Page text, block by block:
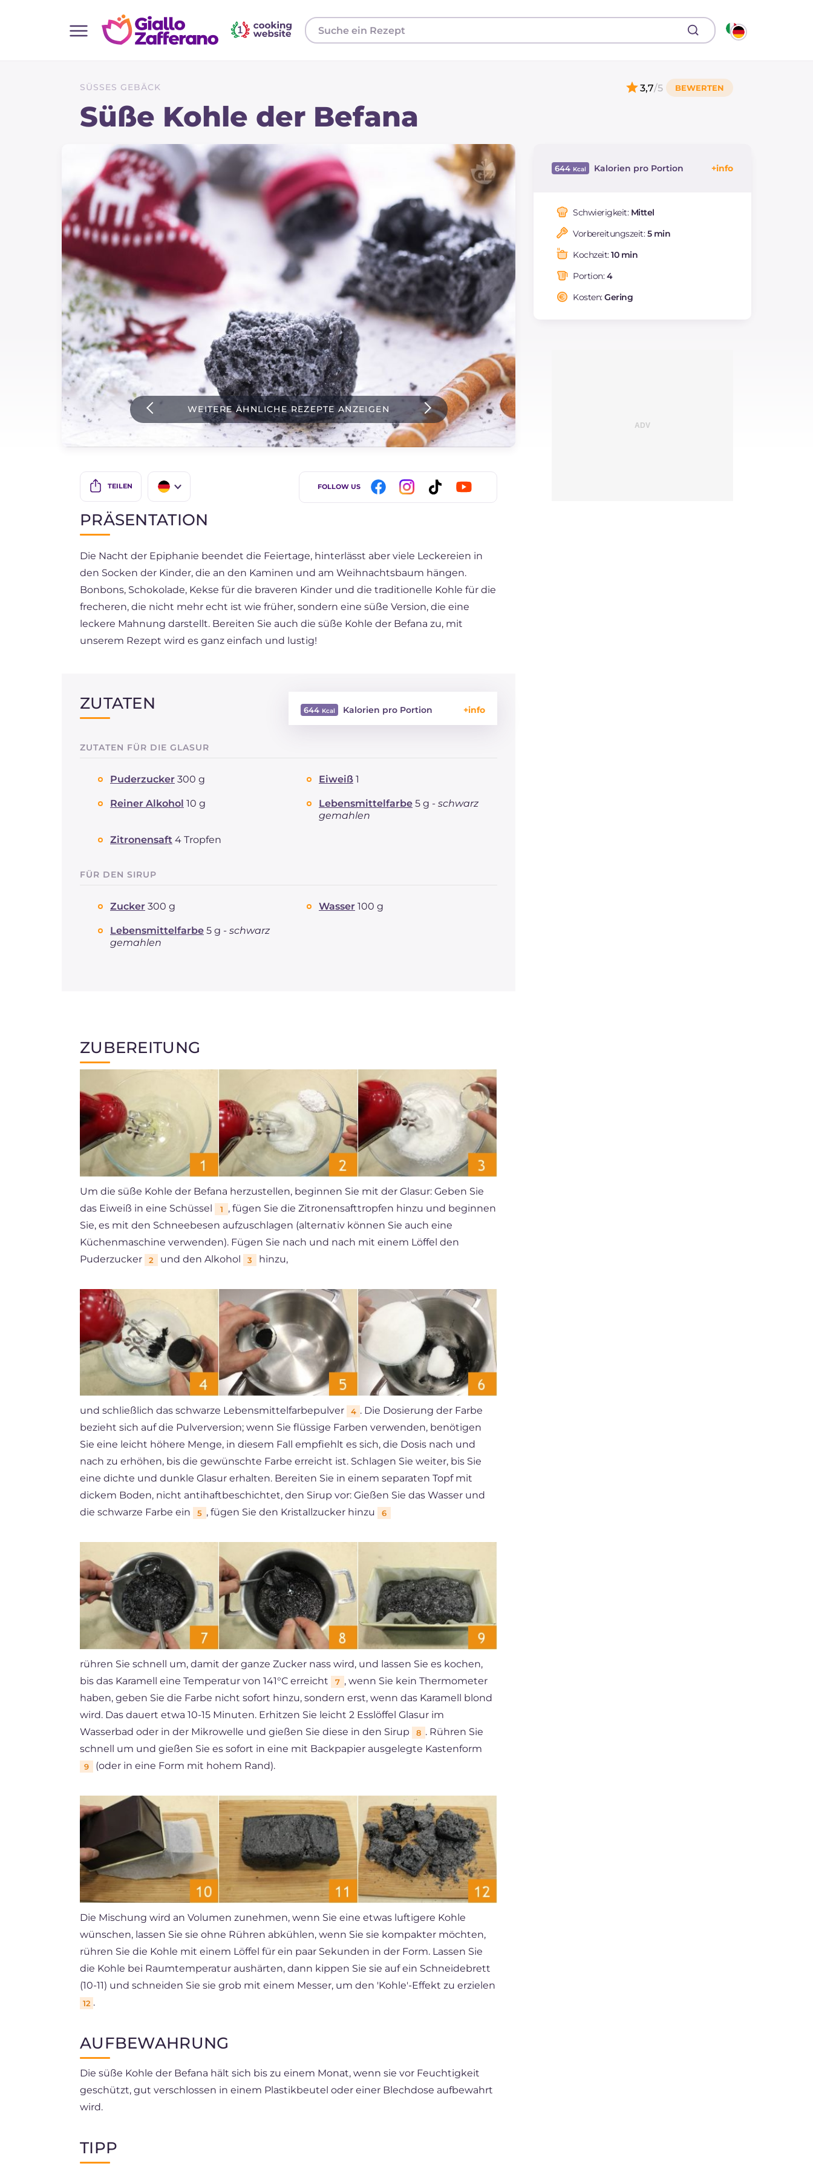
Pizza und focaccia
Kuchen und Backwaren
Neueste rezepte
IT Website
Instagram
SÜSSES GEBÄCK
Süße Kohle der Befana
3,7/5
WEITERE ÄHNLICHE REZEPTE ANZEIGEN
TEILEN
ES
FR
NL
FOLLOW US
644 Kalorien pro Portion
davon Zucker
REZEPTLESEN
Natrium
Schwierigkeit: Mittel
Vorbereitungszeit:5 min
Kochzeit:10 min
Portion:4
Kosten:Gering
PRÄSENTATION
Die Nacht der Epiphanie beendet die Feiertage, hinterlässt aber viele Leckereien in
den Socken der Kinder, die an den Kaminen und am Weihnachtsbaum hängen.
Bonbons, Schokolade, Kekse für die braveren Kinder und die traditionelle Kohle für die
frecheren, die nicht mehr echt ist wie früher, sondern eine süße Version, die eine
leckere Mahnung darstellt. Bereiten Sie auch die süße Kohle der Befana zu, mit
unserem Rezept wird es ganz einfach und lustig!
ZUTATEN 644 Kalorien pro Portion
REZEPTLESEN
Natrium
ZUTATEN FÜR DIE GLASUR
Puderzucker 300 g Eiweiß 1
Reiner Alkohol 10 g Lebensmittelfarbe 5 g - schwarz
gemahlen
Zitronensaft 4 Tropfen
FÜR DEN SIRUP
Zucker 300 g Wasser 100 g
Lebensmittelfarbe 5 g - schwarz
gemahlen
ZUBEREITUNG
Um die süße Kohle der Befana herzustellen, beginnen Sie mit der Glasur: Geben Sie
das Eiweiß in eine Schüssel
1
, fügen Sie die Zitronensafttropfen hinzu und beginnen
Sie, es mit den Schneebesen aufzuschlagen (alternativ können Sie auch eine
Küchenmaschine verwenden). Fügen Sie nach und nach mit einem Löffel den
Puderzucker
2 und den Alkohol 3 hinzu,
und schließlich das schwarze Lebensmittelfarbepulver 4 . Die Dosierung der Farbe
bezieht sich auf die Pulverversion; wenn Sie flüssige Farben verwenden, benötigen
Sie eine leicht höhere Menge, in diesem Fall empfiehlt es sich, die Dosis nach und
nach zu erhöhen, bis die gewünschte Farbe erreicht ist. Schlagen Sie weiter, bis Sie
eine dichte und dunkle Glasur erhalten. Bereiten Sie in einem separaten Topf mit
dickem Boden, nicht antihaftbeschichtet, den Sirup vor: Gießen Sie das Wasser und
die schwarze Farbe ein
5 , fügen Sie den Kristallzucker hinzu 6
rühren Sie schnell um, damit der ganze Zucker nass wird, und lassen Sie es kochen,
bis das Karamell eine Temperatur von 141°C erreicht
7 , wenn Sie kein Thermometer
haben, geben Sie die Farbe nicht sofort hinzu, sondern erst, wenn das Karamell blond
wird. Das dauert etwa 10-15 Minuten. Erhitzen Sie leicht 2 Esslöffel Glasur im
Wasserbad oder in der Mikrowelle und gießen Sie diese in den Sirup
8 . Rühren Sie
schnell um und gießen Sie es sofort in eine mit Backpapier ausgelegte Kastenform
9 (oder in eine Form mit hohem Rand).
Die Mischung wird an Volumen zunehmen, wenn Sie eine etwas luftigere Kohle
wünschen, lassen Sie sie ohne Rühren abkühlen, wenn Sie sie kompakter möchten,
rühren Sie die Kohle mit einem Löffel für ein paar Sekunden in der Form. Lassen Sie
die Kohle bei Raumtemperatur aushärten, dann kippen Sie sie auf ein Schneidebrett
(10-11) und schneiden Sie sie grob mit einem Messer, um den 'Kohle'-Effekt zu erzielen
12 .
AUFBEWAHRUNG
Die süße Kohle der Befana hält sich bis zu einem Monat, wenn sie vor Feuchtigkeit
geschützt, gut verschlossen in einem Plastikbeutel oder einer Blechdose aufbewahrt
wird.
TIPP